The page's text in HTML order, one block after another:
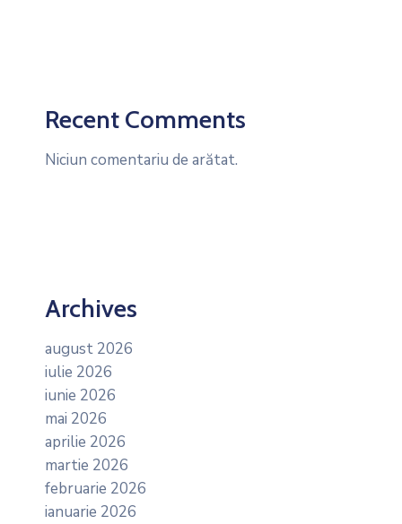
Recent Comments
Niciun comentariu de arătat.
Archives
august 2026
iulie 2026
iunie 2026
mai 2026
aprilie 2026
martie 2026
februarie 2026
ianuarie 2026